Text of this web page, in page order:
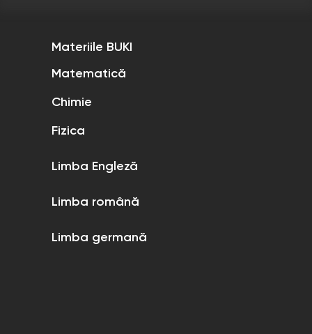
Materiile BUKI
Matematică
Chimie
Fizica
Limba Engleză
Limba română
Limba germană